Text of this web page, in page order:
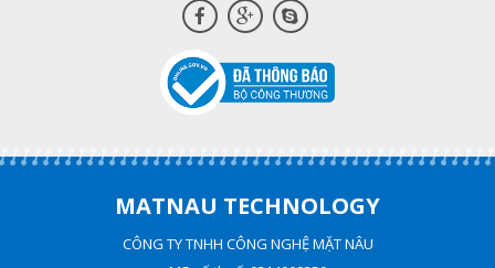
MATNAU TECHNOLOGY
CÔNG TY TNHH CÔNG NGHỆ MẶT NÂU